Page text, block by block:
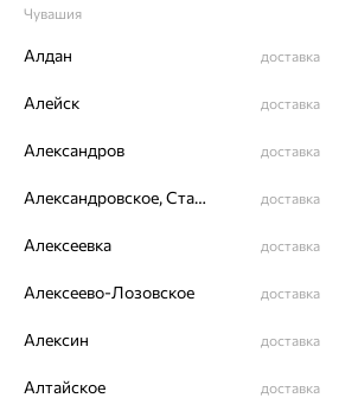
4 платежа по 12 159 с помощью
Нужна помощь
Описание
Вид изделия:классические
Металл:
Цвет металла:
Чувашия
Алдан доставка
Алейск доставка
Александров доставка
Александровское, Ставропольский край доставка
Алексеевка доставка
Алексеево-Лозовское доставка
Алексин доставка
Алтайское доставка